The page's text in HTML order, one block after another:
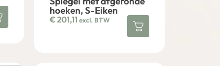
hoeken, S-Eiken
€201,11 excl. BTW